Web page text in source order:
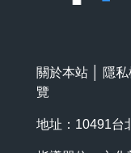
關於本站 隱
覽
地址：10491台